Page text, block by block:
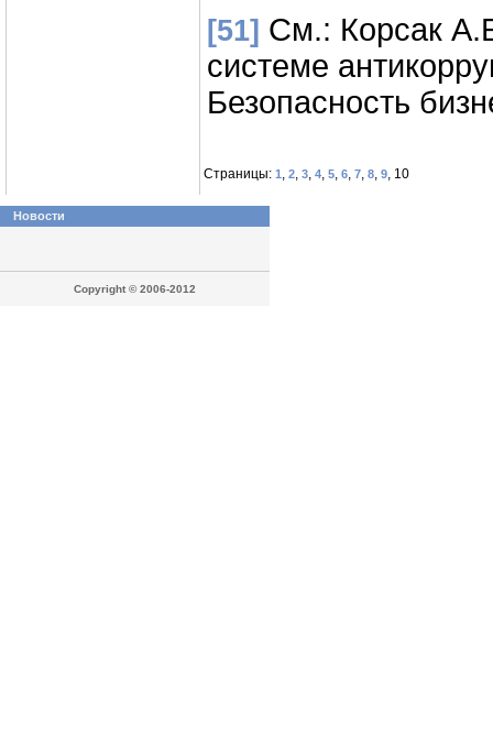
[51] См.: Корсак
системе
Безопасность
Страницы: 1, 2, 3, 4, 5, 6, 7, 8, 9, 10
Новости
Copyright © 2006-2012